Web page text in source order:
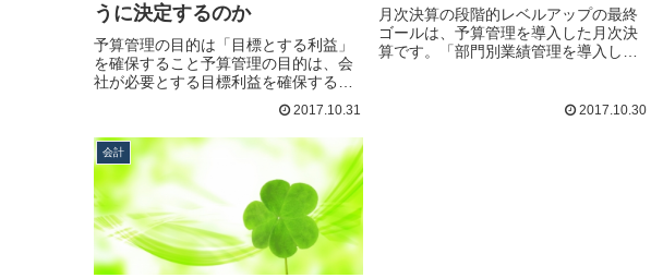
うに決定するのか
予算管理の目的は「目標とする利益」
を確保すること予算管理の目的は、会
社が必要とする目標利益を確保するこ
2017.10.31
月次決算の段階的レベルアップの最終
ゴールは、予算管理を導入した月次決
算です。「部門別業績管理を導入した
2017.10.30
会計